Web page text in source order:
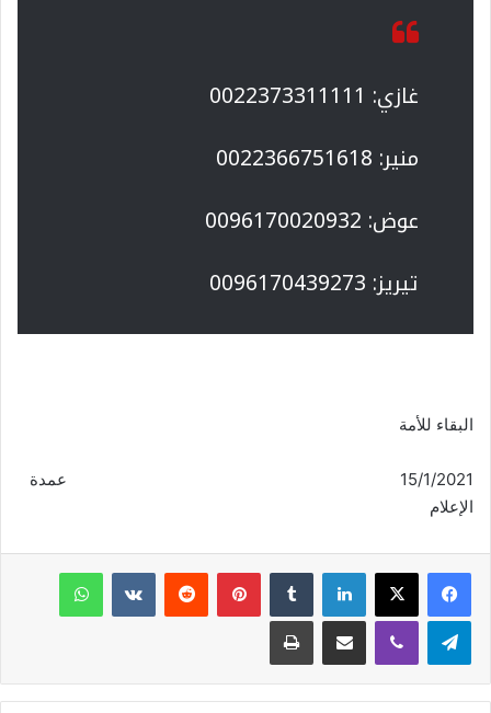
غازي: 0022373311111
منير: 0022366751618
عوض: 0096170020932
تيريز: 0096170439273
البقاء للأمة
15/1/2021 عمدة
الإعلام
فيسبوك لينكدإن بينتيريست